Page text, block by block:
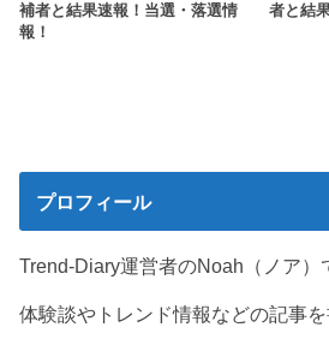
補者と結果速報！当選・落選情
報！
者と結
プロフィール
Trend-Diary運営者のNoah（ノア）
体験談やトレンド情報などの記事を